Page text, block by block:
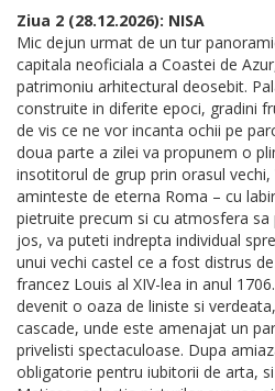
Ziua 2 (28.12.2026): NISA
Mic dejun urmat de un tur
capitala neoficiala a Coastei de
patrimoniu arhitectural deosebit.
construite in diferite epoci, gradini
de vis ce ne vor incanta ochii pe
doua parte a zilei va propunem o
insotitorul de grup prin orasul vechi,
aminteste de eterna Roma – cu
pietruite precum si cu atmosfera sa
jos, va puteti indrepta individual
unui vechi castel ce a fost distrus
francez Louis al XIV-lea in anul
devenit o oaza de liniste si
cascade, unde este amenajat un
privelisti spectaculoase. Dupa
obligatorie pentru iubitorii de arta,